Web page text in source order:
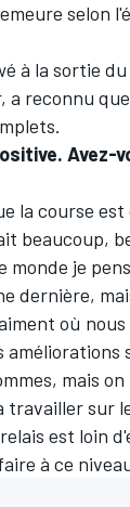
selon
à la sortie
reconnu
Avez-
la course est
beaucoup,
je
dernière,
où
améliorations
mais
sur
est loin
à ce